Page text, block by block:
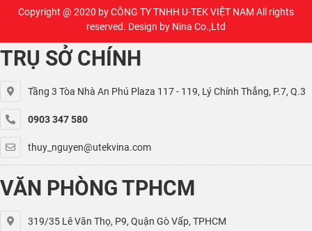
Copyright @ 2020 byCÔNG TY TNHH U-TEK VIỆT NAM All rights
reserved. Design by Nina Co.,Ltd
TRỤ SỞ CHÍNH
Tầng 3 Tòa Nhà An Phú Plaza 117 - 119, Lý Chính Thắng, P.7, Q.3
0903 347 580
thuy_nguyen@utekvina.com
VĂN PHÒNG TPHCM
319/35 Lê Văn Thọ, P9, Quận Gò Vấp, TPHCM